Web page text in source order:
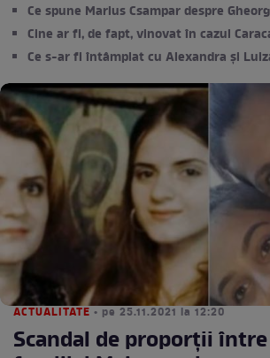
Ce spune Marius Csampar despre
Cine ar fi, de fapt, vinovat în cazul
Ce s-ar fi întâmplat cu Alexandra și
ACTUALITATE • pe 25.11.2021 la 12:20
Scandal de proporții